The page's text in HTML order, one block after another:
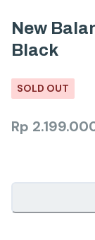
New
Black
SOLD OUT
Rp